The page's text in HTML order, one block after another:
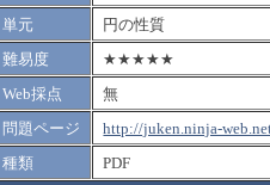
単元
円の性質
難易度
★★★★★
Web採点
無
問題ページ
http://juken.ninja-
種類
PDF